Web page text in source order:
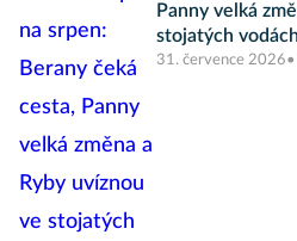
Panny velká
stojatých vodách
31. července 2026